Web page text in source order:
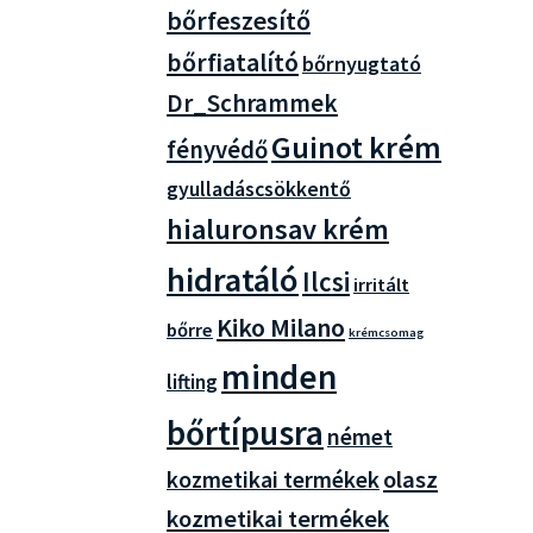
bőrfeszesítő
bőrfiatalító bőrnyugtató
Dr_Schrammek
fényvédőGuinot krém
gyulladáscsökkentő
hialuronsav krém
hidratáló Ilcsi irritált
bőrre Kiko Milano krémcsomag
lifting minden
bőrtípusra német
kozmetikai termékekolasz
kozmetikai termékek